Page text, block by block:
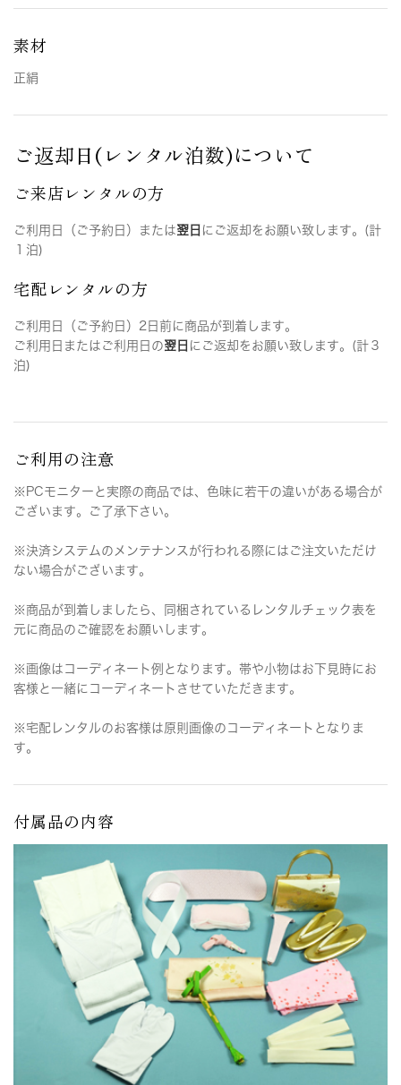
素材
正絹
ご返却日(レンタル泊数)について
ご来店レンタルの方
ご利用日（ご予約日）または翌日 にご返却をお願い致します。(計
１泊)
宅配レンタルの方
ご利用日（ご予約日）2日前に商品が到着します。
ご利用日またはご利用日の翌日 にご返却をお願い致します。(計３
泊)
ご利用の注意
※PCモニターと実際の商品では、色味に若干の違いがある場合が
ございます。ご了承下さい。
※決済システムのメンテナンスが行われる際にはご注文いただけ
ない場合がございます。
※商品が到着しましたら、同梱されているレンタルチェック表を
元に商品のご確認をお願いします。
※画像はコーディネート例となります。帯や小物はお下見時にお
客様と一緒にコーディネートさせていただきます。
※宅配レンタルのお客様は原則画像のコーディネートとなりま
す。
付属品の内容